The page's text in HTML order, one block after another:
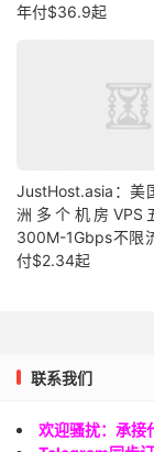
年付$36.9起
JustHost.asia：美
洲多个机房VPS
300M-1Gbps不限
付$2.34起
联系我们
欢迎骚扰：承接